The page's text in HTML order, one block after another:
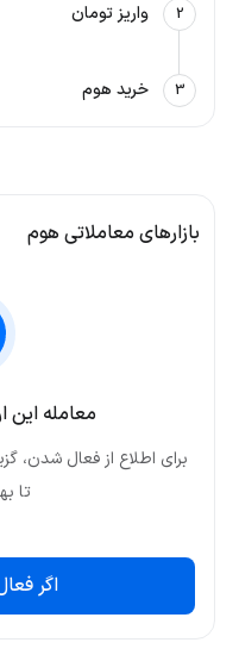
2 واریز تومان
3 خرید هوم
بازارهای معاملاتی هوم
معامله این
برای اطلاع از فعال شدن،
تا
اگر